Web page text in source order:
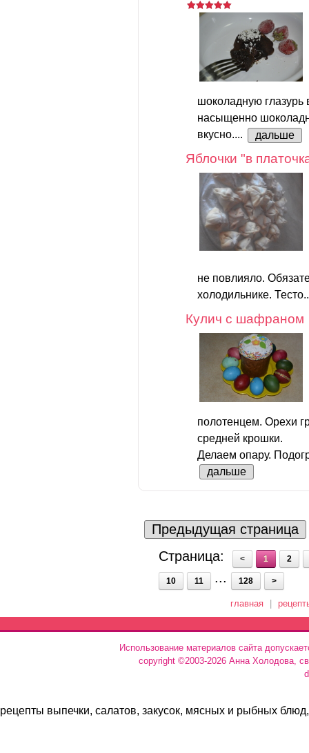
шоколадную глазурь
насыщенно
вкусно....
дальше
Яблочки "в
не повлияло.
холодильнике.
Кулич с шафраном
полотенцем. Орехи
средней крошки.
Делаем опару.
дальше
Предыдущая страница
Страница:
< 1 2
10 11 ... 128 >
главная
Использование материалов сайта
copyright ©2003-2026 Анна Холодова,
рецепты выпечки, салатов, закусок, мясных и рыбных